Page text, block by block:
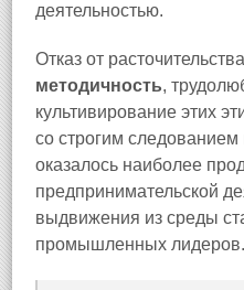
деятельностью.
Отказ от
методичность,
культивирование этих
со строгим
оказалось наиболее
предпринимательской
выдвижения из среды
промышленных лидеров.